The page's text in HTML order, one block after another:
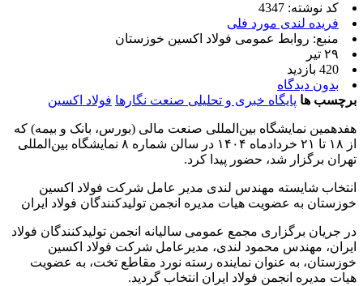
کد نوشته: 4347
فریده لندی مورد فلی
منبع: روابط عمومی فولاد اکسین خوزستان
۲۹ تیر
420 بازدید
بدون دیدگاه
برچسب ها پایگاه خبری و تحلیلی صنعت نگارها فولاد اکسین
هفدهمین نمایشگاه بین‌المللی صنعت مالی (بورس، بانک و بیمه) که
از ۱۸ تا ۲۱ خردادماه ۱۴۰۴ در سالن شماره ۸ نمایشگاه بین‌المللی
تهران برگزار شد، حضور پیدا کرد.
انتخاب شایسته مهندس لندی مدیر عامل شرکت فولاد اکسین
خوزستان به عضویت هیات مدیره انجمن تولیدکنندگان فولاد ایران
در جریان برگزاری مجمع عمومی سالیانه انجمن تولیدکنندگان فولاد
ایران، مهندس محمود لندی، مدیرعامل شرکت فولاد اکسین
خوزستان، به عنوان نماینده رسته نورد مقاطع تخت، به عضویت
هیات مدیره انجمن فولاد ایران انتخاب گردید.